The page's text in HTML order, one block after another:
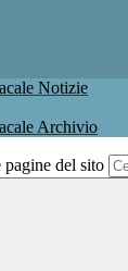
Notizie
Archivio
del sito